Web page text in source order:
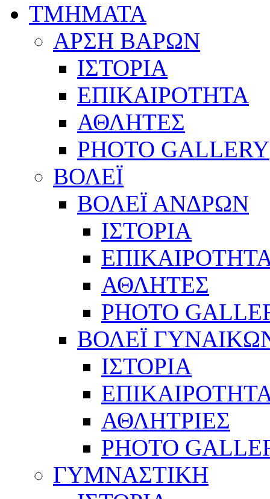
ΤΜΗΜΑΤΑ
ΑΡΣΗ ΒΑΡΩΝ
ΙΣΤΟΡΙΑ
ΕΠΙΚΑΙΡΟΤΗΤΑ
ΑΘΛΗΤΕΣ
PHOTO GALLERY
ΒΟΛΕΪ
ΒΟΛΕΪ ΑΝΔΡΩΝ
ΙΣΤΟΡΙΑ
ΑΘΛΗΤΕΣ
PHOTO
ΒΟΛΕΪ
ΙΣΤΟΡΙΑ
ΑΘΛΗΤΡΙΕΣ
PHOTO
ΓΥΜΝΑΣΤΙΚΗ